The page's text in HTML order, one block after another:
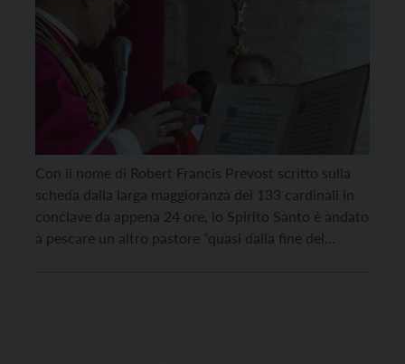
Con il nome di Robert Francis Prevost scritto sulla
scheda dalla larga maggioranza dei 133 cardinali in
conclave da appena 24 ore, lo Spirito Santo è andato
a pescare un altro pastore “quasi dalla fine del